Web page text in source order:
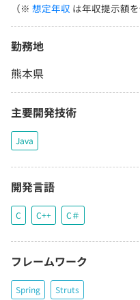
（※ 想定年収 は年収提示額
勤務地
熊本県
主要開発技術
Java
開発言語
C C++ C＃
フレームワーク
Spring Struts